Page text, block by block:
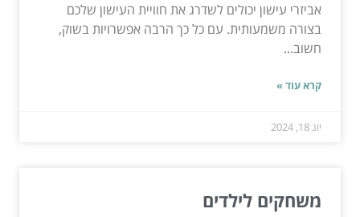
אביזרי עישון יכולים לשדרג את חוויית העישון שלכם
בצורה משמעותית. עם כל כך הרבה אפשרויות בשוק,
חשוב...
קרא עוד »
יונ 18, 2024
משחקים לילדים